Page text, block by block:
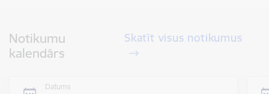
Notikumu
kalendārs
Skatīt visus notikumus
Datums